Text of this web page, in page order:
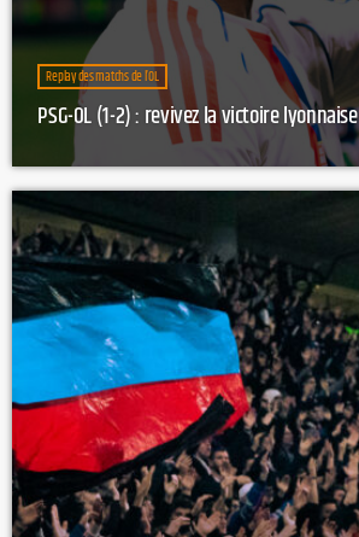
Replay des matchs de l’OL
PSG-OL (1-2) : revivez la victoire lyonnaise